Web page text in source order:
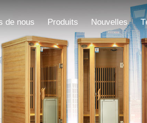
de nous Produits Nouvelles